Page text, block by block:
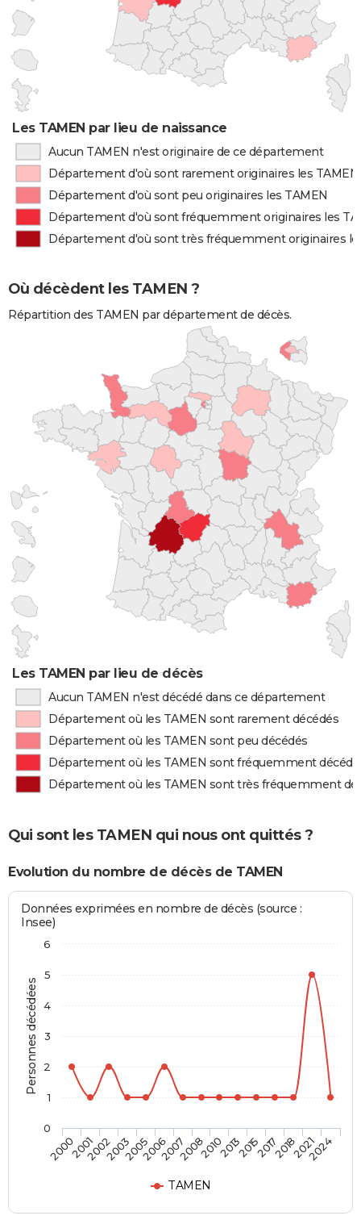
Les TAMEN par lieu de naissance
Aucun TAMEN n'est originaire de ce département
Département d'où sont rarement originaires les TAMEN
Département d'où sont peu originaires les TAMEN
Département d'où sont fréquemment originaires les
Département d'où sont très fréquemment originaires
Où décèdent les TAMEN ?
Répartition des TAMEN par département de décès.
Les TAMEN par lieu de décès
Aucun TAMEN n'est décédé dans ce département
Département où les TAMEN sont rarement décédés
Département où les TAMEN sont peu décédés
Département où les TAMEN sont fréquemment
Département où les TAMEN sont très fréquemment
Qui sont les TAMEN qui nous ont quittés ?
Evolution du nombre de décès de TAMEN
Personnes décédées
Données exprimées en nombre de décès (source :
Insee)
TAMEN
200020012002200320052006200720082010201320152017201820212024
0
1
2
3
4
5
6